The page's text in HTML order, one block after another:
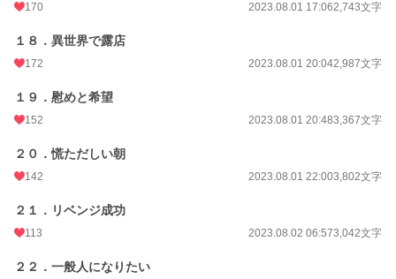
170 2023.08.01 17:062,743文字
１８．異世界で露店
172 2023.08.01 20:042,987文字
１９．慰めと希望
152 2023.08.01 20:483,367文字
２０．慌ただしい朝
142 2023.08.01 22:003,802文字
２１．リベンジ成功
113 2023.08.02 06:573,042文字
２２．一般人になりたい